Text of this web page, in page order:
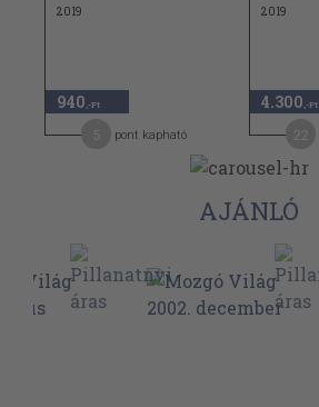
2019
940 ,-Ft
pont kapható
2019
4.300 ,-Ft
AJÁNLÓ